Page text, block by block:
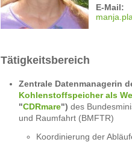
E-Mail:
manj
Tätigkeitsbereich
Zentrale Datenmanagerin
Kohlenstoffspeicher als
"CDRmare") des
und Raumfahrt (BMFTR)
Koordinierung der